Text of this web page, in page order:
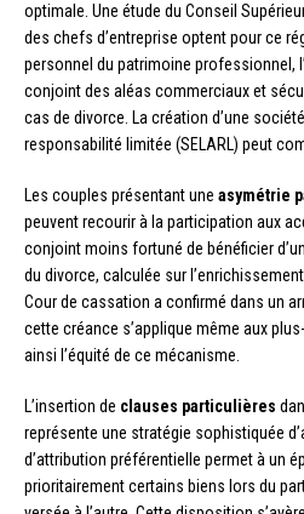
optimale. Une étude du Conseil
des chefs d’entreprise optent pour ce
personnel du patrimoine professionnel,
conjoint des aléas commerciaux et
cas de divorce. La création d’une
responsabilité limitée (SELARL) peut
Les couples présentant une asymétrie
peuvent recourir à la participation aux
conjoint moins fortuné de bénéficier
du divorce, calculée sur
Cour de cassation a confirmé dans un
cette créance s’applique même aux
ainsi l’équité de ce mécanisme.
L’insertion de clauses particulières
représente une stratégie sophistiquée
d’attribution préférentielle permet à un
prioritairement certains biens lors du